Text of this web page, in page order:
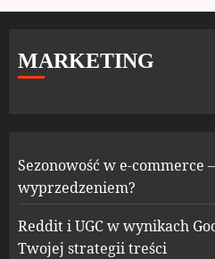
MARKETING
Sezonowość w e-commerce
wyprzedzeniem?
Reddit i UGC w wynikach
Twojej strategii treści